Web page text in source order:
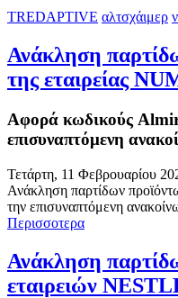
TREDAPTIVE αλτσχάιμερ
Ανάκληση
της εταιρείας
Αφορά κωδικούς
επισυναπτόμενη
Τετάρτη, 11 Φεβρουαρίου
Ανάκληση παρτίδων
την επισυναπτόμενη
Περισσοτερα
Ανάκληση
εταιρειών